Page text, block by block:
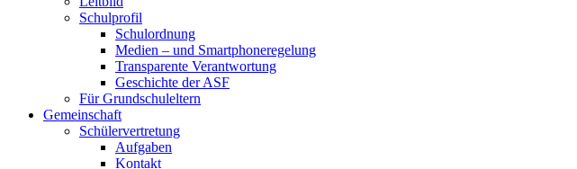
Schulprofil
Schulordnung
Medien – und Smartphoneregelung
Transparente Verantwortung
Geschichte der ASF
Für Grundschuleltern
Gemeinschaft
Schülervertretung
Aufgaben
Kontakt